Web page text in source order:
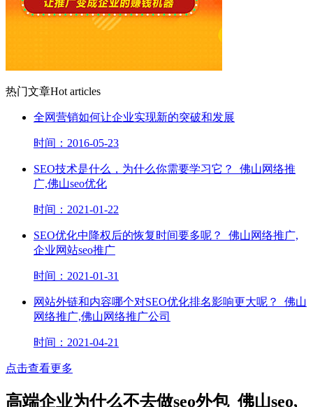
热门文章Hot articles
全网营销如何让企业实现新的突破和发展
时间：2016-05-23
SEO技术是什么，为什么你需要学习它？_佛山网络推
广,佛山seo优化
时间：2021-01-22
SEO优化中降权后的恢复时间要多呢？_佛山网络推广,
企业网站seo推广
时间：2021-01-31
网站外链和内容哪个对SEO优化排名影响更大呢？_佛山
网络推广,佛山网络推广公司
时间：2021-04-21
点击查看更多
高端企业为什么不去做seo外包_佛山seo,